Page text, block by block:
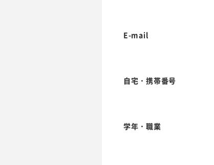
E-mail
自宅・携帯番号
学年・職業